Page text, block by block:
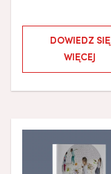
DOWIEDZ SIĘ
WIĘCEJ